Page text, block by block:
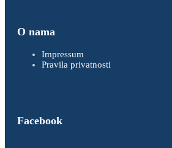
O nama
Impressum
Pravila privatnosti
Facebook